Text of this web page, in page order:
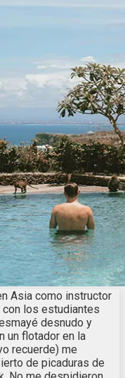
Asia como instructor
con los estudiantes
desnudo y
un flotador en la
recuerde) me
de picaduras de